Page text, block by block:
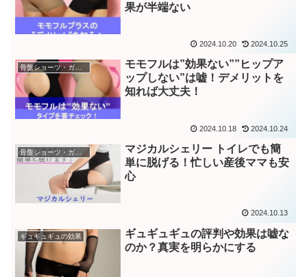
果が半端ない
2024.10.20 2024.10.25
骨盤ショーツ・ガードル
モモフルは”効果ない””ヒップア
ップしない”は嘘！デメリットを
知れば大丈夫！
2024.10.18 2024.10.24
骨盤ショーツ・ガードル
マジカルシェリー トイレでも簡
単に脱げる！忙しい産後ママも安
心
2024.10.13
ギュギュギュの効果
ギュギュギュの評判や効果は嘘な
のか？真実を明らかにする